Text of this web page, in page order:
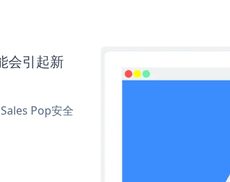
会引起新
Pop安全